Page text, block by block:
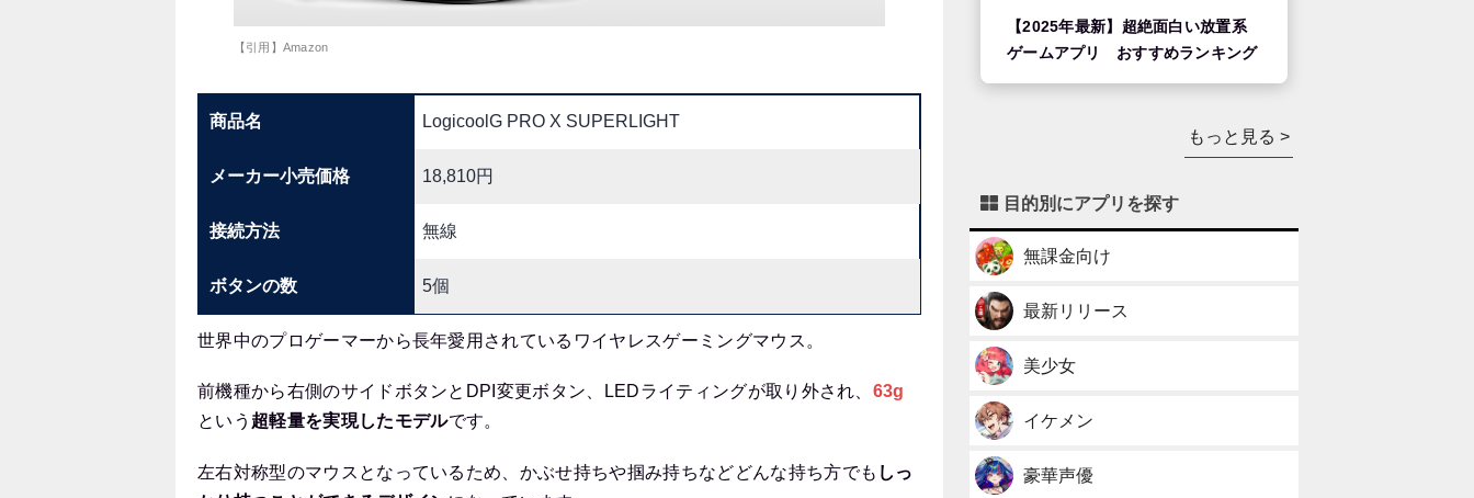
【引用】Amazon
商品名 LogicoolG PRO X SUPERLIGHT
メーカー小売価格 18,810円
接続方法 無線
ボタンの数 5個
世界中のプロゲーマーから長年愛用されているワイヤレスゲーミングマウス。
前機種から右側のサイドボタンとDPI変更ボタン、LEDライティングが取り外され、 63g
という 超軽量を実現したモデルです。
左右対称型のマウスとなっているため、かぶせ持ちや掴み持ちなどどんな持ち方でも しっ
【2025年最新】超絶面白い放置系
ゲームアプリ おすすめランキング
もっと見る >
目的別にアプリを探す
無課金向け
最新リリース
美少女
イケメン
豪華声優